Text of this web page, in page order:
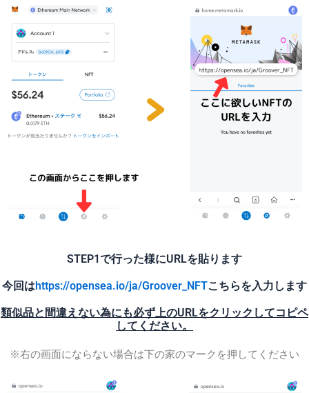
STEP1で行った様にURLを貼ります
今回はhttps://opensea.io/ja/Groover_NFTこちらを入力します
類似品と間違えない為にも必ず上のURLをクリックしてコピペ
してください。
※右の画面にならない場合は下の家のマークを押してください